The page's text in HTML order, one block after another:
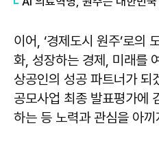
이어, ‘경제도시 원주’로의
화, 성장하는 경제, 미래를
상공인의 성공 파트너가 되
공모사업 최종 발표평가에
하는 등 노력과 관심을 아